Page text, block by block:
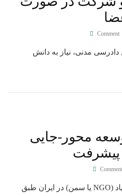
Comment
مدنی، نیاز به دانش
محور-جایی
پیشرفت
Comment
مراحل تشکیل انجمن مردم‌نهاد (NGO یا سمن) در ایران طبق